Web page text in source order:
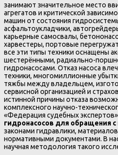
занимают значительное место
агрегатов и критической
машин от состояния
асфальтоукладчики,
карьерные самосвалы,
харвестеры, портовые
все эти типы техники оснащены
шестерёнными, радиально-
гидронасосами. Отказ насоса
техники, многомиллионные
тяжбы между владельцем,
сервисной организацией и
истинной причины отказа
комплексного научно-
«Федерация судебных
гидронасосов для обращения с
законами гидравлики,
нормативными документами. В
научная методология такого